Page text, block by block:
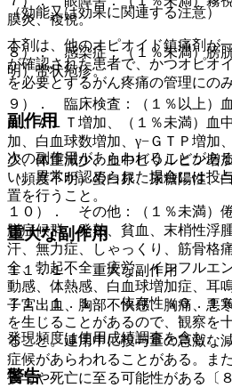
膜炎、複視。
８）． 感染症：（１％未満）膀
明）帯状疱疹。
９）． 臨床検査：（１％以上）
加、ＡＬＴ増加、（１％未満）血
加、白血球数増加、γ−ＧＴＰ増加
少、体重減少、血中ビリルビン増
（頻度不明）蛋白尿、尿糖陽性、
１０）． その他：（１％未満）
脱症候群、発熱、貧血、末梢性浮
汗、無力症、しゃっくり、筋骨格
全、勃起不全、疲労、インフルエ
動感、体熱感、白血球増加症、耳
子宮出血、胸部不快感、胸痛、悪寒
発現頻度は使用成績調査を含む。
警告
（効能又は効果に関連する注意）
本剤は、他のオピオイド鎮痛剤が
が確認された患者で、かつオピオ
を必要とするがん疼痛の管理にの
副作用
次の副作用があらわれることがあ
い、異常が認められた場合には投
置を行うこと。
重大な副作用
１１．１． 重大な副作用
１１．１．１． 依存性（０．１
を生じることがあるので、観察を
ること。連用中に投与量の急激な
症候があらわれることがある。ま
投与や死亡に至る可能性がある〔